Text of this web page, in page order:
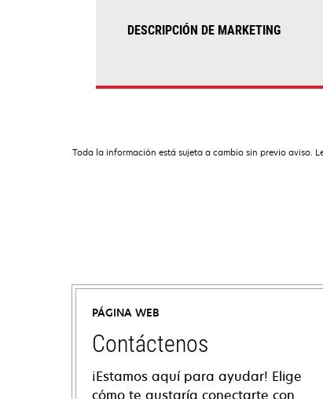
DESCRIPCIÓN DE MARKETING
Toda la información está sujeta a cambio sin previo aviso.
PÁGINA WEB
Contáctenos
¡Estamos aquí para ayudar! Elige
cómo te gustaría conectarte con